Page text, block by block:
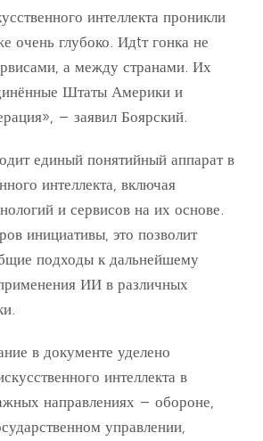
интеллекта проникли
очень глубоко. Идtт гонка не
а между странами. Их
Штаты Америки и
– заявил Боярский.
единый понятийный аппарат в
интеллекта, включая
и сервисов на их основе.
инициативы, это позволит
подходы к дальнейшему
ИИ в различных
в документе уделено
интеллекта в
направлениях – обороне,
управлении,